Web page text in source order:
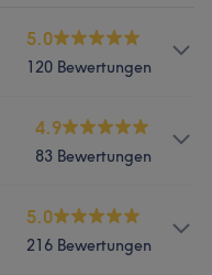
5.0
120 Bewertungen
4.9
83 Bewertungen
5.0
216 Bewertungen